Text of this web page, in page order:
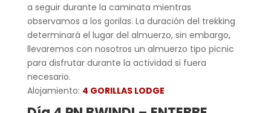
a seguir durante la caminata mientras
observamos a los gorilas. La duración del trekking
determinará el lugar del almuerzo, sin embargo,
llevaremos con nosotros un almuerzo tipo picnic
para disfrutar durante la actividad si fuera
necesario.
Alojamiento: 4 GORILLAS LODGE